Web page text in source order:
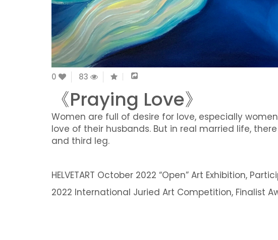
0 83
《Praying Love》
Women are full of desire for love, especially
love of their husbands. But in real married life,
and third leg.
HELVETART October 2022 “Open” Art Exhibition,
2022 International Juried Art Competition, Finalist